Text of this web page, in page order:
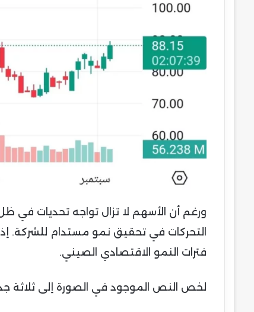
ورغم أن الأسهم لا تزال تواجه تحديات في
التحركات في تحقيق نمو مستدام للشركة.
فترات النمو الاقتصادي الصيني.
لخص النص الموجود في الصورة إلى ثلاثة